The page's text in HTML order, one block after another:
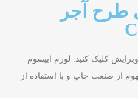
طرح آجر
کلیک کنید. لورم ایپسوم
از صنعت چاپ و با استفاده از